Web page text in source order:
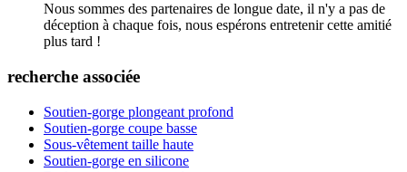
Nous sommes des partenaires de longue date, il n'y a pas de
déception à chaque fois, nous espérons entretenir cette amitié
plus tard !
recherche associée
Soutien-gorge plongeant profond
Soutien-gorge coupe basse
Sous-vêtement taille haute
Soutien-gorge en silicone